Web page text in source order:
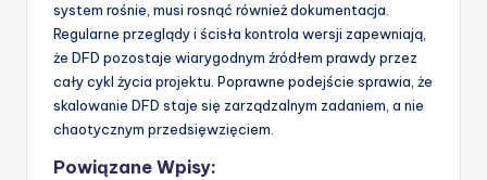
system rośnie, musi rosnąć również dokumentacja.
Regularne przeglądy i ścisła kontrola wersji zapewniają,
że DFD pozostaje wiarygodnym źródłem prawdy przez
cały cykl życia projektu. Poprawne podejście sprawia, że
skalowanie DFD staje się zarządzalnym zadaniem, a nie
chaotycznym przedsięwzięciem.
Powiązane Wpisy: